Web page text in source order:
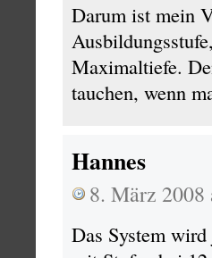
Darum ist mein
Maximaltiefe.
tauchen, wenn
Hannes
8. März 2008
Das System